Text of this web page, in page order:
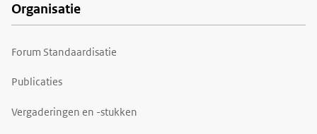
Organisatie
Forum Standaardisatie
Publicaties
Vergaderingen en -stukken